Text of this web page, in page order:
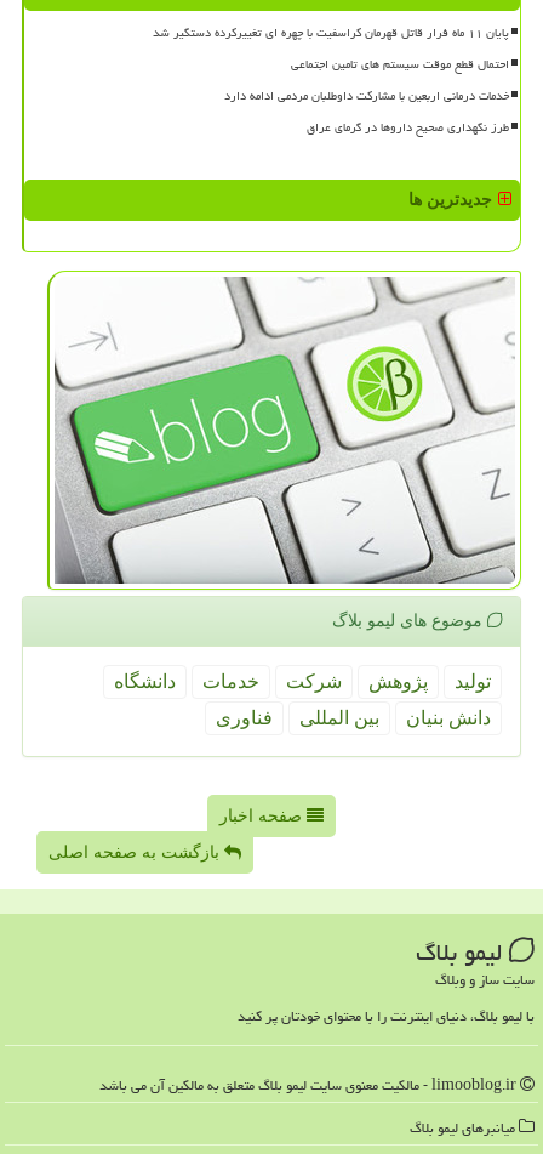
پایان ۱۱ ماه فرار قاتل قهرمان کراسفیت با چهره ای تغییرکرده دستگیر شد
احتمال قطع موقت سیستم های تامین اجتماعی
خدمات درمانی اربعین با مشارکت داوطلبان مردمی ادامه دارد
طرز نگهداری صحیح داروها در گرمای عراق
جدیدترین ها
موضوع های لیمو بلاگ
تولید پژوهش شركت خدمات
دانشگاه
دانش بنیان
بین المللی فناوری
صفحه اخبار
بازگشت به صفحه اصلی
لیمو بلاگ
سایت ساز و وبلاگ
با لیمو بلاگ، دنیای اینترنت را با محتوای خودتان پر کنید
میانبرهای لیمو بلاگ